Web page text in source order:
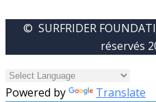
© SURFRIDER
réservés
Powered by
Translate